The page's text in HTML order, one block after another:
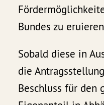
Bundes zu
Sobald diese in
die
Beschluss für den